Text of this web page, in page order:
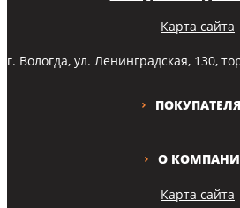
Карта сайта
О
Карта сайта
г. Вологда, ул. Ленинградская, 130,